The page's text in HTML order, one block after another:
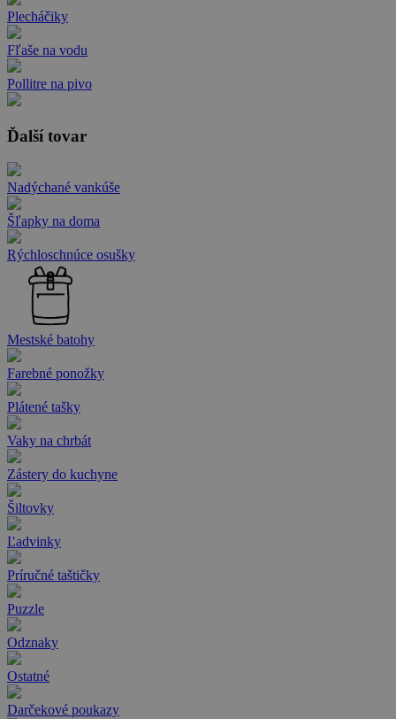
Plecháčiky
Fľaše na vodu
Pollitre na pivo
Ďalší tovar
Nadýchané vankúše
Šľapky na doma
Rýchloschnúce osušky
Mestské batohy
Farebné ponožky
Plátené tašky
Vaky na chrbát
Zástery do kuchyne
Šiltovky
Ľadvinky
Príručné taštičky
Puzzle
Odznaky
Ostatné
Darčekové poukazy